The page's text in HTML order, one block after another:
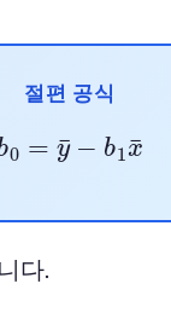
절편 공식
b0= y¯ b1x¯
다.